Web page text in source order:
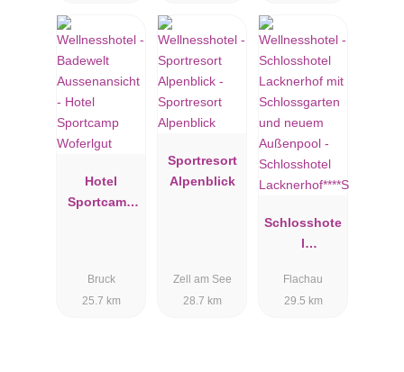
Hotel
Sportcamp
Bruck
25.7 km
Sportresort
Alpenblick
Zell am See
28.7 km
Schlosshote
l
**S
Flachau
29.5 km